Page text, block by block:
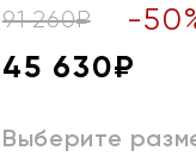
91 260₽ -50
45 630₽
Выберите